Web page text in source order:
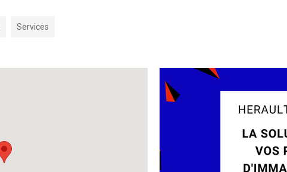
Services